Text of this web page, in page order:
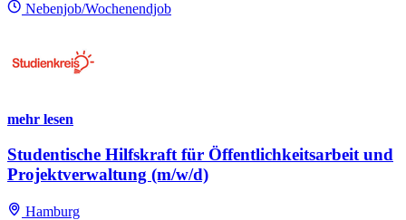
Nebenjob/Wochenendjob
mehr lesen
Studentische Hilfskraft für Öffentlichkeitsarbeit und
Projektverwaltung (m/w/d)
Hamburg